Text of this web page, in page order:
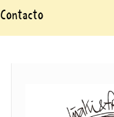
Contacto